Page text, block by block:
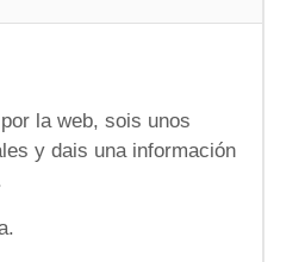
la web, sois unos
y dais una información